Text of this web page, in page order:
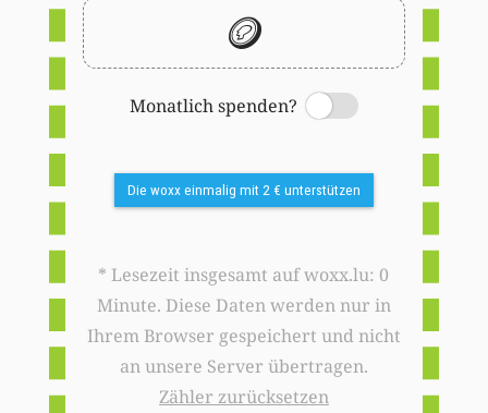
🪙
Monatlich spenden?
Switch
Die woxx einmalig mit 2 € unterstützen
* Lesezeit insgesamt auf woxx.lu: 0
Minute. Diese Daten werden nur in
Ihrem Browser gespeichert und nicht
an unsere Server übertragen.
Zähler zurücksetzen